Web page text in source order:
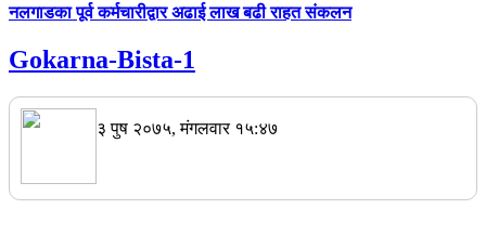
नलगाडका पूर्व कर्मचारीद्वार अढाई लाख बढी राहत संकलन
Gokarna-Bista-1
३ पुष २०७५, मंगलवार १५:४७